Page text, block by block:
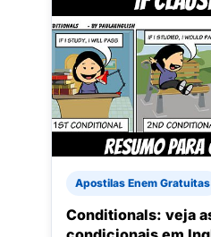
Apostilas Enem Gratuitas
Conditionals: veja